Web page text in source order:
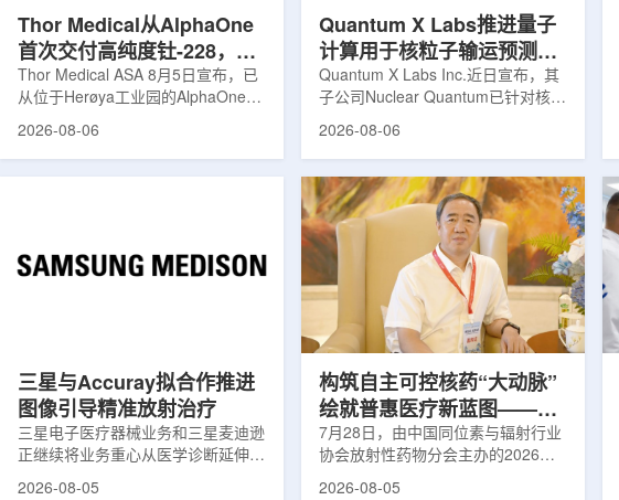
Thor Medical从AlphaOne
首次交付高纯度钍-228，商
业供货启动
Thor Medical ASA 8月5日宣布，已
从位于Herøya工业园的AlphaOne生
产设施完成首批高纯度钍-228(Th-
工业规模制造的开始，首批客户交付
表明公司已完成从产能建设到利用首
2026-08-06
Quantum X Labs推进量子
计算用于核粒子输运预测模
拟
Quantum X Labs Inc.近日宣布，其
子公司Nuclear Quantum已针对核工
业计算模拟中的一项瓶颈提出新方
算密集型场景。据介绍，传统粒子输
运模拟在核医学系统设计中具有重要
作用，但往往需要大量计算资源，并
伴随较长运行时间，影响研发和优化
效率。Nuclear Quantum此次提出的
技术，旨在把物理输运模型转化为量
子电路，使粒子传播和随机游走动力
学能够直接在量子计算框架中表示和
2026-08-06
三星与Accuray拟合作推进
图像引导精准放射治疗
三星电子医疗器械业务和三星麦迪逊
正继续将业务重心从医学诊断延伸至
治疗领域。8月5日，三星HME美国
2026-08-05
构筑自主可控核药“大动脉”
绘就普惠医疗新蓝图——专
访中国同辐总工程师、中核
集团首席科学家刘蕴韬
7月28日，由中国同位素与辐射行业
协会放射性药物分会主办的2026年
放射性药物创新发展大会在山西省太
2026-08-05